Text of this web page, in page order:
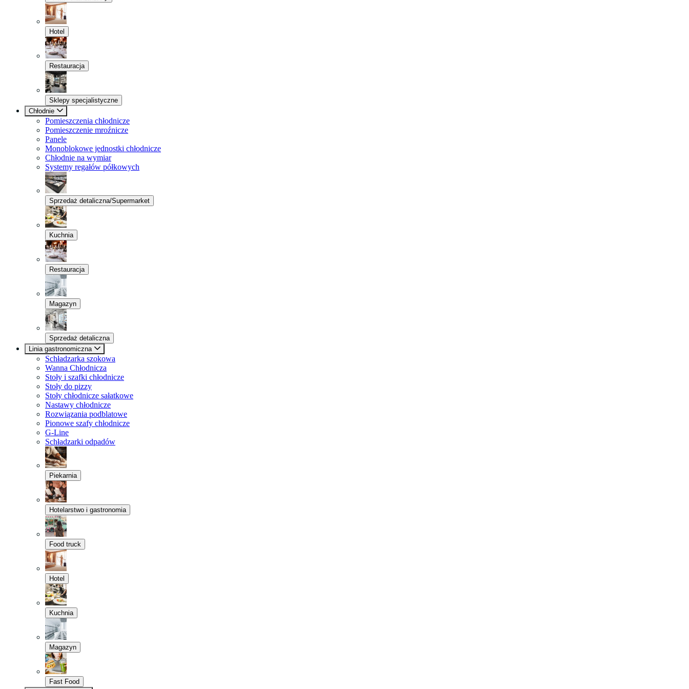
Hotel
Restauracja
Sklepy specjalistyczne
Chłodnie
Pomieszczenia chłodnicze
Pomieszczenie mroźnicze
Panele
Monoblokowe jednostki chłodnicze
Chłodnie na wymiar
Systemy regałów półkowych
Sprzedaż detaliczna/Supermarket
Kuchnia
Restauracja
Magazyn
Sprzedaż detaliczna
Linia gastronomiczna
Schładzarka szokowa
Wanna Chłodnicza
Stoły i szafki chłodnicze
Stoły do pizzy
Stoły chłodnicze sałatkowe
Nastawy chłodnicze
Rozwiązania podblatowe
Pionowe szafy chłodnicze
G-Line
Schładzarki odpadów
Piekarnia
Hotelarstwo i gastronomia
Food truck
Hotel
Kuchnia
Magazyn
Fast Food